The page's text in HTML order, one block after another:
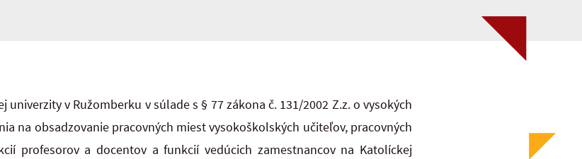
v Ružomberku v súlade s § 77 zákona č. 131/2002 Z.z. o vysokých
na obsadzovanie pracovných miest vysokoškolských učiteľov, pracovných
profesorov a docentov a funkcií vedúcich zamestnancov na Katolíckej